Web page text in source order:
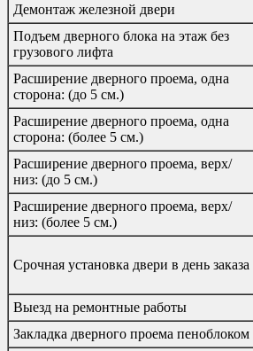
Демонтаж железной двери
Подъем дверного блока на этаж без
грузового лифта
Расширение дверного проема, одна
сторона: (до 5 см.)
Расширение дверного проема, одна
сторона: (более 5 см.)
Расширение дверного проема, верх/
низ: (до 5 см.)
Расширение дверного проема, верх/
низ: (более 5 см.)
Срочная установка двери в день заказа
Выезд на ремонтные работы
Закладка дверного проема пеноблоком